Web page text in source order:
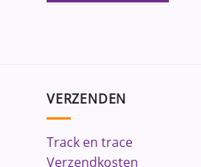
VERZENDEN
Track en trace
Verzendkosten